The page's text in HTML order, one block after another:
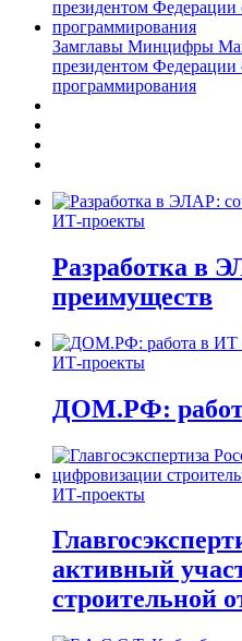
Замглавы Минцифры
президентом Федерации
программирования
ИТ-проекты
Разработка в
преимуществ
ИТ-проекты
ДОМ.РФ:
ИТ-проекты
активный
строительной